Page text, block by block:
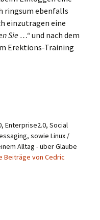
ringsum ebenfalls
einzutragen eine
Sie …“und nach dem
Erektions-Training
Enterprise2.0, Social
sowie Linux /
Alltag - über Glaube
Beiträge von Cedric